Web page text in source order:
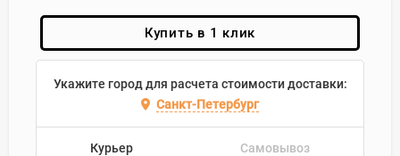
Купить в 1 клик
Укажите город для расчета стоимости доставки:
Санкт-Петербург
Курьер Самовывоз